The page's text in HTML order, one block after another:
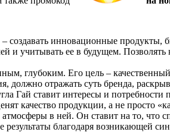
инновационные продукты,
и учитывать ее в будущем.
глубоким. Его цель –
должно отражать суть бренда,
Гай ставит интересы и
качество продукции, а не просто
в ней. Он ставит на то, что
благодаря возникающей